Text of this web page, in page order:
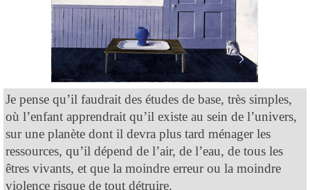
Je pense qu’il faudrait des études de base, très simples,
où l’enfant apprendrait qu’il existe au sein de l’univers,
sur une planète dont il devra plus tard ménager les
ressources, qu’il dépend de l’air, de l’eau, de tous les
êtres vivants, et que la moindre erreur ou la moindre
violence risque de tout détruire.